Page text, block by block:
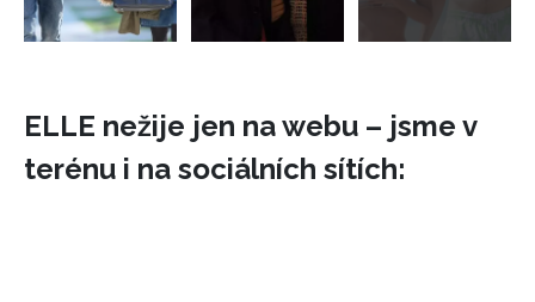
ELLE nežije jen na webu – jsme v
terénu i na sociálních sítích: